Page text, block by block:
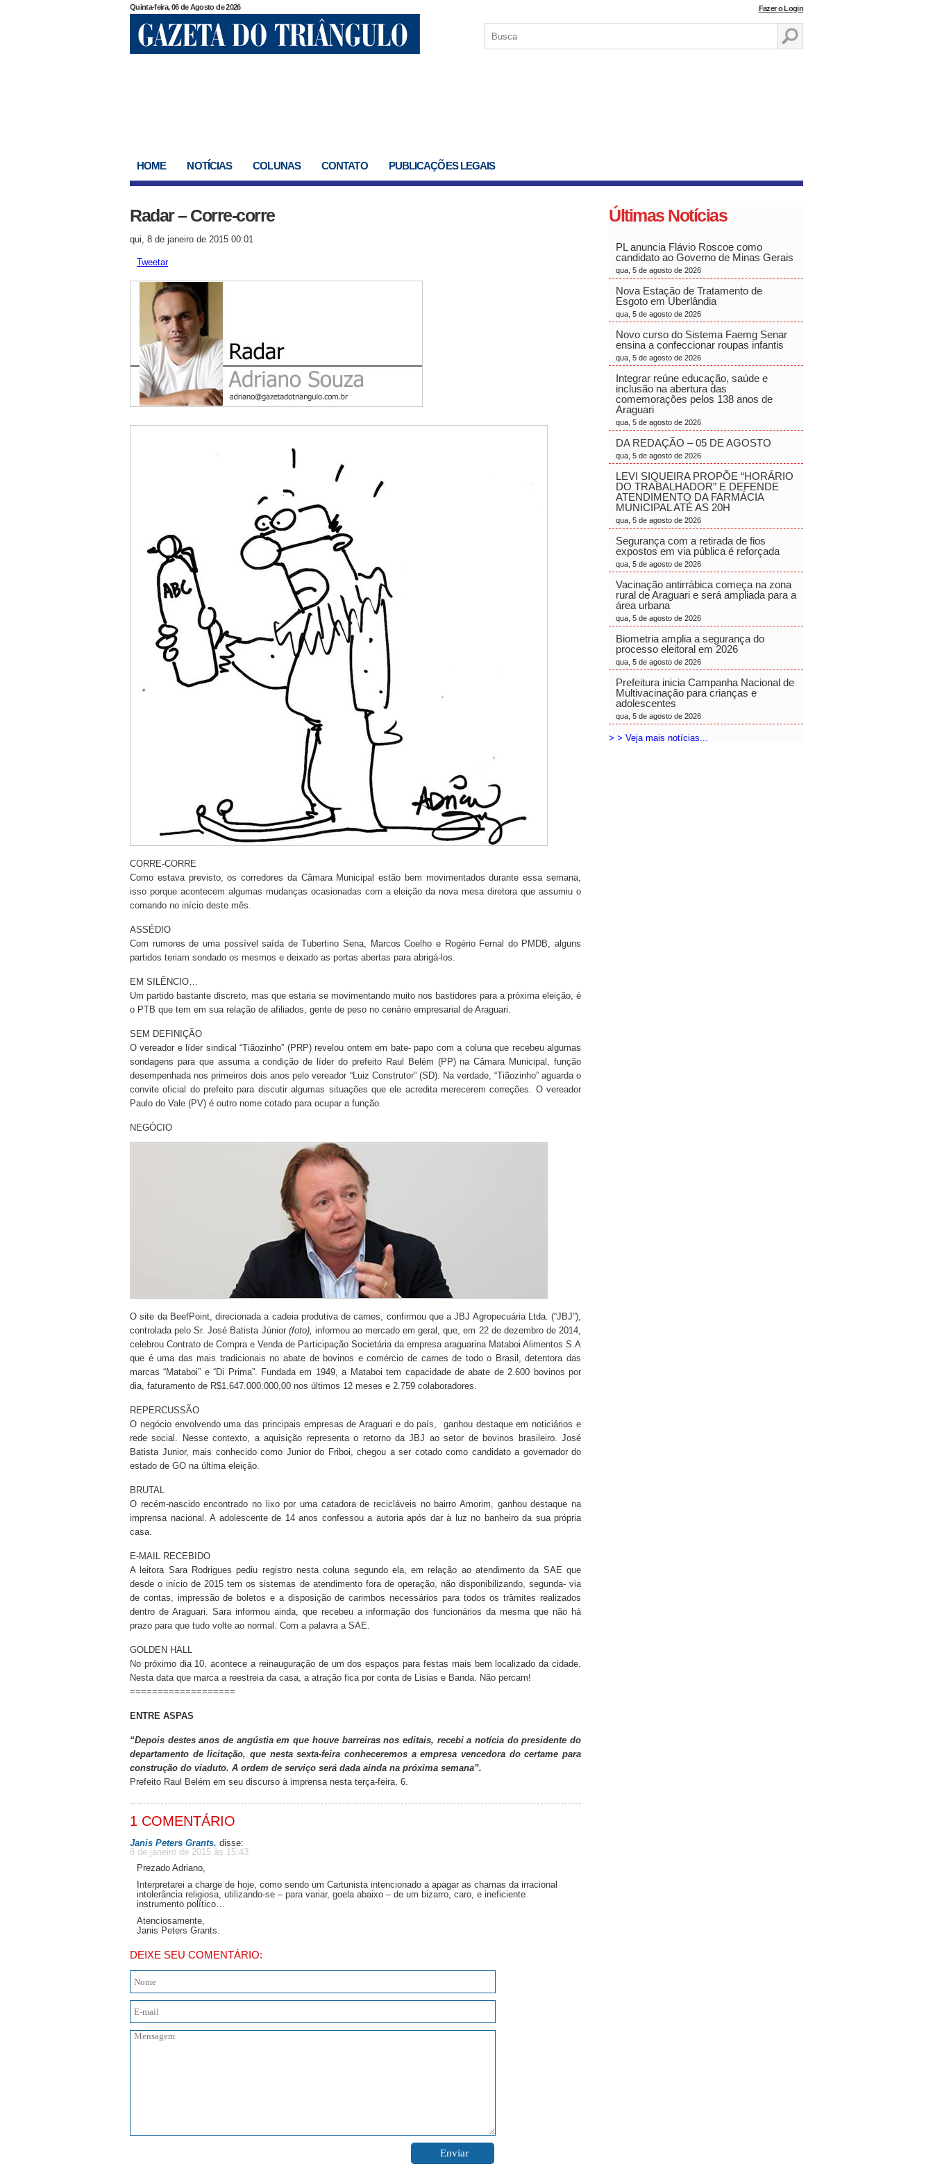
Quinta-feira, 06 de Agosto de 2026 Fazer o Login
HOME NOTÍCIAS COLUNAS CONTATO PUBLICAÇÕES LEGAIS
Radar – Corre-corre
qui, 8 de janeiro de 2015 00:01
Tweetar
CORRE-CORRE
Como estava previsto, os corredores da Câmara Municipal estão bem movimentados durante essa semana,
isso porque acontecem algumas mudanças ocasionadas com a eleição da nova mesa diretora que assumiu o
comando no início deste mês.
ASSÉDIO
Com rumores de uma possível saída de Tubertino Sena, Marcos Coelho e Rogério Fernal do PMDB, alguns
partidos teriam sondado os mesmos e deixado as portas abertas para abrigá-los.
EM SILÊNCIO…
Um partido bastante discreto, mas que estaria se movimentando muito nos bastidores para a próxima eleição, é
o PTB que tem em sua relação de afiliados, gente de peso no cenário empresarial de Araguari.
SEM DEFINIÇÃO
O vereador e líder sindical “Tiãozinho” (PRP) revelou ontem em bate- papo com a coluna que recebeu algumas
sondagens para que assuma a condição de líder do prefeito Raul Belém (PP) na Câmara Municipal, função
desempenhada nos primeiros dois anos pelo vereador “Luiz Construtor” (SD). Na verdade, “Tiãozinho” aguarda o
convite oficial do prefeito para discutir algumas situações que ele acredita merecerem correções. O vereador
Paulo do Vale (PV) é outro nome cotado para ocupar a função.
NEGÓCIO
O site da BeefPoint, direcionada a cadeia produtiva de carnes, confirmou que a JBJ Agropecuária Ltda. (“JBJ”),
controlada pelo Sr. José Batista Júnior (foto), informou ao mercado em geral, que, em 22 de dezembro de 2014,
celebrou Contrato de Compra e Venda de Participação Societária da empresa araguarina Mataboi Alimentos S.A
que é uma das mais tradicionais no abate de bovinos e comércio de carnes de todo o Brasil, detentora das
marcas “Mataboi” e “Di Prima”. Fundada em 1949, a Mataboi tem capacidade de abate de 2.600 bovinos por
dia, faturamento de R$1.647.000.000,00 nos últimos 12 meses e 2.759 colaboradores.
REPERCUSSÃO
O negócio envolvendo uma das principais empresas de Araguari e do país, ganhou destaque em noticiários e
rede social. Nesse contexto, a aquisição representa o retorno da JBJ ao setor de bovinos brasileiro. José
Batista Junior, mais conhecido como Junior do Friboi, chegou a ser cotado como candidato a governador do
estado de GO na última eleição.
BRUTAL
O recém-nascido encontrado no lixo por uma catadora de recicláveis no bairro Amorim, ganhou destaque na
imprensa nacional. A adolescente de 14 anos confessou a autoria após dar à luz no banheiro da sua própria
casa.
E-MAIL RECEBIDO
A leitora Sara Rodrigues pediu registro nesta coluna segundo ela, em relação ao atendimento da SAE que
desde o início de 2015 tem os sistemas de atendimento fora de operação, não disponibilizando, segunda- via
de contas, impressão de boletos e a disposição de carimbos necessários para todos os trâmites realizados
dentro de Araguari. Sara informou ainda, que recebeu a informação dos funcionários da mesma que não há
prazo para que tudo volte ao normal. Com a palavra a SAE.
GOLDEN HALL
No próximo dia 10, acontece a reinauguração de um dos espaços para festas mais bem localizado da cidade.
Nesta data que marca a reestreia da casa, a atração fica por conta de Lisias e Banda. Não percam!
===================
ENTRE ASPAS
“Depois destes anos de angústia em que houve barreiras nos editais, recebi a notícia do presidente do
departamento de licitação, que nesta sexta-feira conheceremos a empresa vencedora do certame para
construção do viaduto. A ordem de serviço será dada ainda na próxima semana”.
Prefeito Raul Belém em seu discurso à imprensa nesta terça-feira, 6.
1 COMENTÁRIO
Janis Peters Grants. disse:
8 de janeiro de 2015 às 15:43
Prezado Adriano,
Interpretarei a charge de hoje, como sendo um Cartunista intencionado a apagar as chamas da irracional
intolerância religiosa, utilizando-se – para variar, goela abaixo – de um bizarro, caro, e ineficiente
instrumento político…
Atenciosamente,
Janis Peters Grants.
DEIXE SEU COMENTÁRIO:
Últimas Notícias
PL anuncia Flávio Roscoe como
candidato ao Governo de Minas Gerais
qua, 5 de agosto de 2026
Nova Estação de Tratamento de
Esgoto em Uberlândia
qua, 5 de agosto de 2026
Novo curso do Sistema Faemg Senar
ensina a confeccionar roupas infantis
qua, 5 de agosto de 2026
Integrar reúne educação, saúde e
inclusão na abertura das
comemorações pelos 138 anos de
Araguari
qua, 5 de agosto de 2026
DA REDAÇÃO – 05 DE AGOSTO
qua, 5 de agosto de 2026
LEVI SIQUEIRA PROPÕE “HORÁRIO
DO TRABALHADOR” E DEFENDE
ATENDIMENTO DA FARMÁCIA
MUNICIPAL ATÉ AS 20H
qua, 5 de agosto de 2026
Segurança com a retirada de fios
expostos em via pública é reforçada
qua, 5 de agosto de 2026
Vacinação antirrábica começa na zona
rural de Araguari e será ampliada para a
área urbana
qua, 5 de agosto de 2026
Biometria amplia a segurança do
processo eleitoral em 2026
qua, 5 de agosto de 2026
Prefeitura inicia Campanha Nacional de
Multivacinação para crianças e
adolescentes
qua, 5 de agosto de 2026
> > Veja mais notícias...